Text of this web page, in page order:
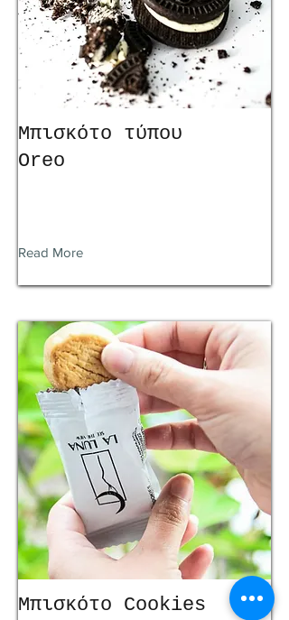
Μπισκότο τύπου
Oreo
Read More
Μπισκότο Cookies